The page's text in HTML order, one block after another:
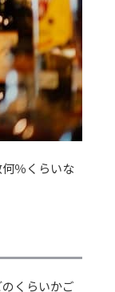
％くらいな
くらいかご